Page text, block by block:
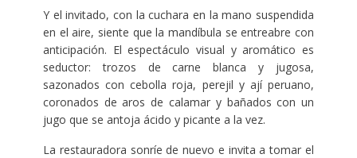
Y el invitado, con la cuchara en la mano suspendida
en el aire, siente que la mandíbula se entreabre con
anticipación. El espectáculo visual y aromático es
seductor: trozos de carne blanca y jugosa,
sazonados con cebolla roja, perejil y ají peruano,
coronados de aros de calamar y bañados con un
jugo que se antoja ácido y picante a la vez.
La restauradora sonríe de nuevo e invita a tomar el